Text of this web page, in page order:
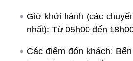
Giờ khởi hành (các
nhất): Từ 05h00 đến
Các điểm đón khách: